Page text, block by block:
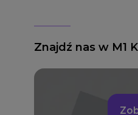
Znajdź nas w M1